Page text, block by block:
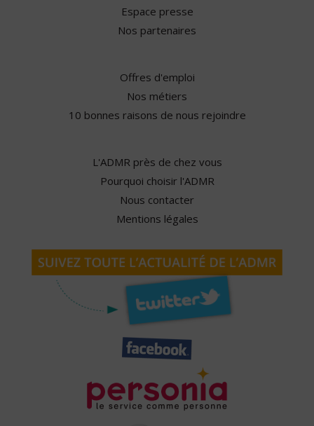
Espace presse
Nos partenaires
Offres d'emploi
Nos métiers
10 bonnes raisons de nous rejoindre
L'ADMR près de chez vous
Pourquoi choisir l'ADMR
Nous contacter
Mentions légales